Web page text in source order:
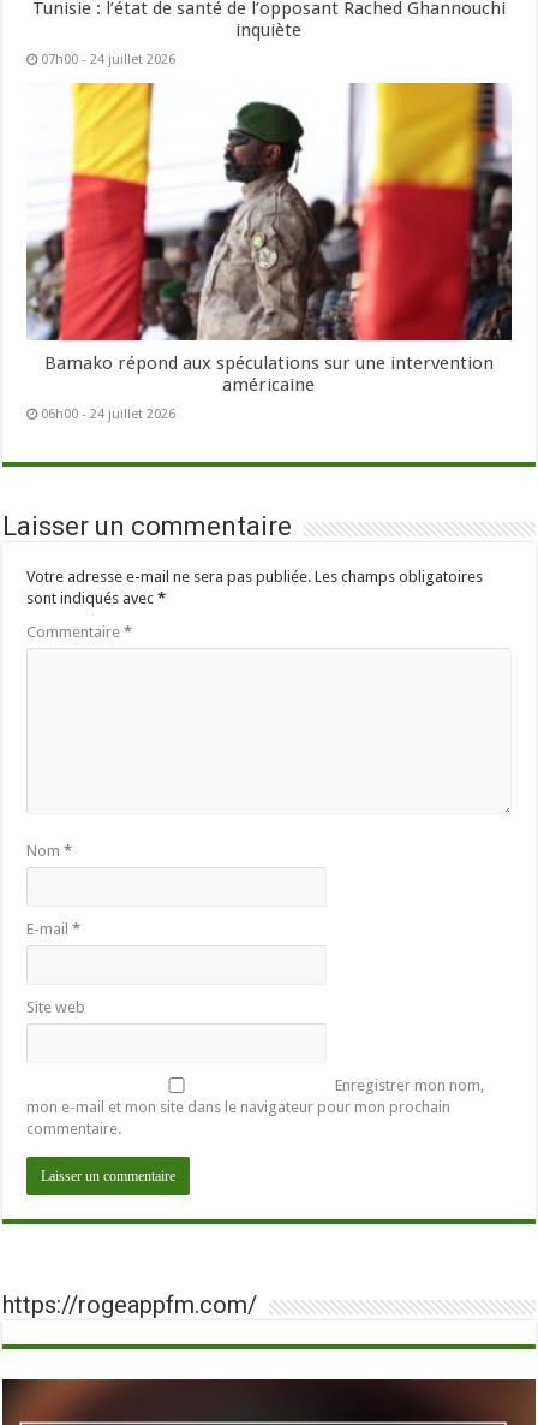
Tunisie : l’état de santé de l’opposant Rached Ghannouchi
inquiète
07h00 - 24 juillet 2026
Bamako répond aux spéculations sur une intervention
américaine
06h00 - 24 juillet 2026
Laisser un commentaire
Votre adresse e-mail ne sera pas publiée. Les champs obligatoires
sont indiqués avec*
Commentaire*
Nom*
E-mail*
Site web
Enregistrer mon nom,
mon e-mail et mon site dans le navigateur pour mon prochain
commentaire.
https://rogeappfm.com/